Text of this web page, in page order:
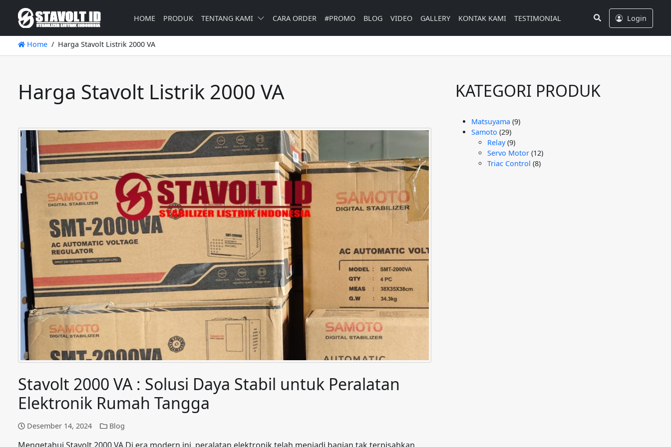
HOME PRODUK TENTANG KAMI CARA ORDER #PROMO BLOG VIDEO GALLERY KONTAK KAMI TESTIMONIAL Search Login
Home Harga Stavolt Listrik 2000 VA
Harga Stavolt Listrik 2000 VA
Stavolt 2000 VA : Solusi Daya Stabil untuk Peralatan
Elektronik Rumah Tangga
Desember 14, 2024 Blog
KATEGORI PRODUK
Matsuyama 99
Samoto 2929
Produk
Relay 99
Produk
Servo Motor 1212
Triac Control 88